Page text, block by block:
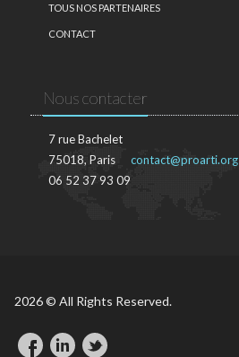
TOUS NOS PARTENAIRES
CONTACT
Nous contacter
7 rue Bachelet
75018, Paris
06 52 37 93 09
contact@proarti.org
2026 © All Rights Reserved.